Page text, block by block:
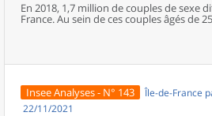
cumulent différentes difficultés. En
détérioré la situation financière et la
En 2018, 1,7 million de couples de sexe
France. Au sein de ces couples âgés de
revenus d’activité atteint 32 % en
de revenus sont plus prononcés parmi
importantes pour les couples plus
d’importants écarts en défaveur des
surtout dans le centre de Paris et à
Insee Analyses - N° 143
Île-de-France
22/11/2021